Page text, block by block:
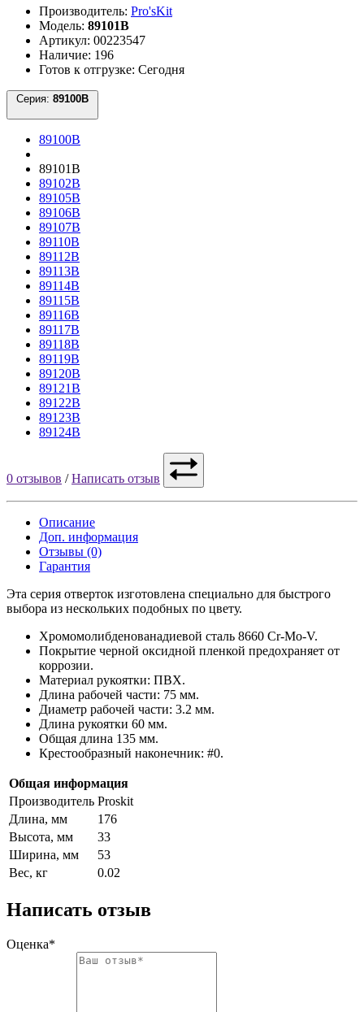
Производитель: Pro'sKit
Модель: 89101B
Артикул: 00223547
Наличие: 196
Готов к отгрузке: Сегодня
Серия:
89100B
89101B
89102B
89105B
89106B
89107B
89110B
89112B
89113B
89114B
89115B
89116B
89117B
89118B
89119B
89120B
89121B
89122B
89123B
89124B
0 отзывов /Написать отзыв
Описание
Доп. информация
Отзывы (0)
Гарантия
Эта серия отверток изготовлена специально для быстрого
выбора из нескольких подобных по цвету.
Хромомолибденованадиевой сталь 8660 Cr-Mo-V.
Покрытие черной оксидной пленкой предохраняет от
коррозии.
Материал рукоятки: ПВХ.
Длина рабочей части: 75 мм.
Диаметр рабочей части: 3.2 мм.
Длина рукоятки 60 мм.
Общая длина 135 мм.
Крестообразный наконечник: #0.
Общая информация
Производитель Proskit
Длина, мм
176
Высота, мм
33
Ширина, мм
53
Вес, кг
0.02
Написать отзыв
Оценка*